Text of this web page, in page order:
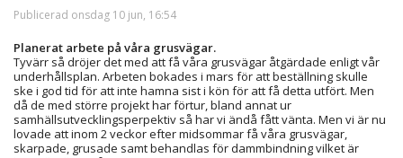
Publicerad onsdag 10 jun, 16:54
Planerat arbete på våra grusvägar.
Tyvärr så dröjer det med att få våra grusvägar åtgärdade enligt vår
underhållsplan. Arbeten bokades i mars för att beställning skulle
ske i god tid för att inte hamna sist i kön för att få detta utfört. Men
då de med större projekt har förtur, bland annat ur
samhällsutvecklingsperpektiv så har vi ändå fått vänta. Men vi är nu
lovade att inom 2 veckor efter midsommar få våra grusvägar,
skarpade, grusade samt behandlas för dammbindning vilket är